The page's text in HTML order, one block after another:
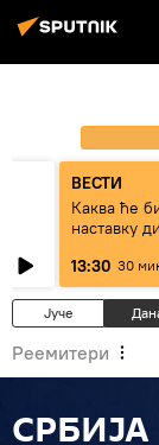
ВЕСТИ
Каква ће
наставку
13:30 30
Јуче
Реемитери
СРБИЈА